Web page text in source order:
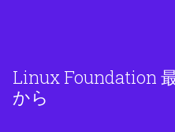
Linux Foundation
から